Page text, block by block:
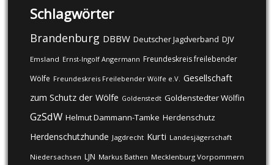
Schlagwörter
Brandenburg DBBW Deutscher Jagdverband DJV
Emsland Ernst-Ingolf Angermann Freundeskreis freilebender
Wölfe Freundeskreis Freilebender Wölfe e.V. Gesellschaft
zum Schutz der Wölfe Goldenstedt Goldenstedter Wölfin
GzSdW Helmut Dammann-Tamke Herdenschutz
Herdenschutzhunde Jagdrecht Kurti Landesjägerschaft
Niedersachsen LJN Markus Bathen Mecklenburg Vorpommern